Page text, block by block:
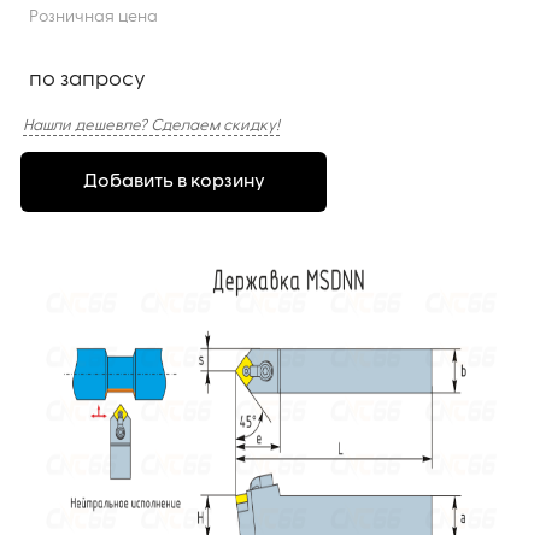
Розничная цена
по запросу
Нашли дешевле? Сделаем скидку!
Добавить в корзину